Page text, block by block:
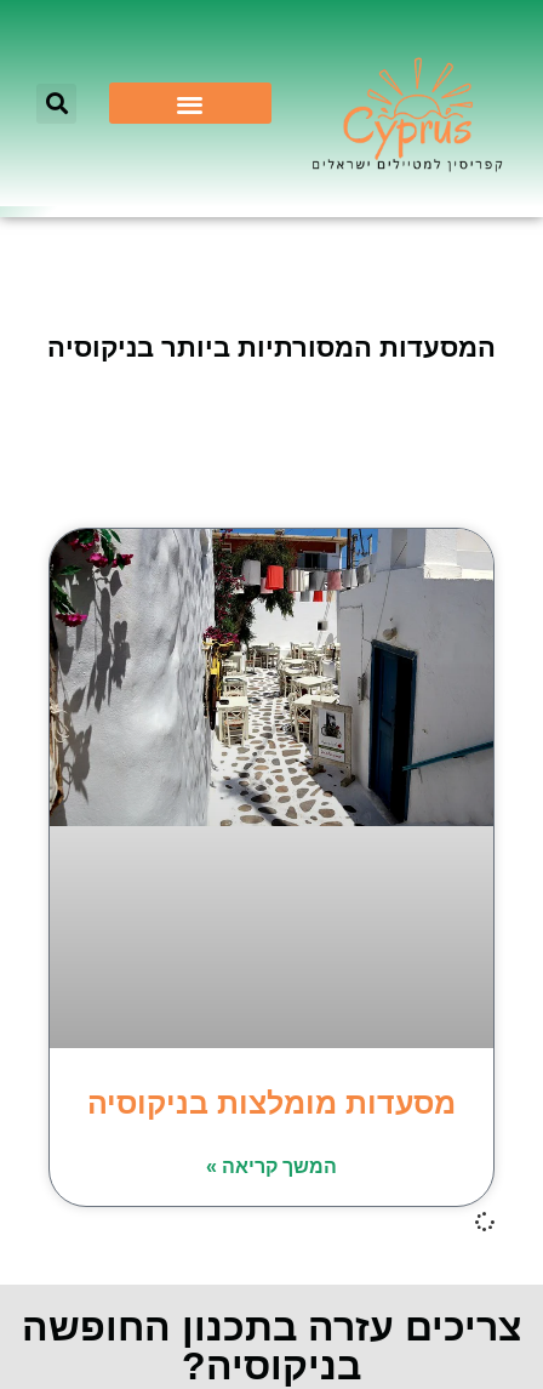
המסעדות המסורתיות ביותר בניקוסיה
מסעדות מומלצות בניקוסיה
המשך קריאה »
צריכים עזרה בתכנון החופשה
בניקוסיה?